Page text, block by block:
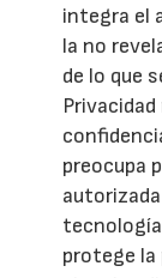
integra el
la no
de lo que
preocupa
protege la